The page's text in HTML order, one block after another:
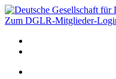
Zum DGLR-Mitglieder-